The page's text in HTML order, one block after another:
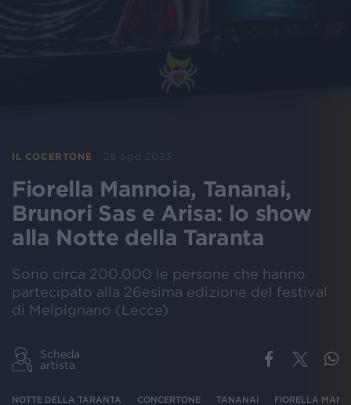
IL COCERTONE 28 ago 2023
Fiorella Mannoia, Tananai,
Brunori Sas e Arisa: lo show
alla Notte della Taranta
Sono circa 200.000 le persone che hanno
partecipato alla 26esima edizione del festival
di Melpignano (Lecce)
Scheda
artista
NOTTE DELLA TARANTA CONCERTONE TANANAI FIORELLA